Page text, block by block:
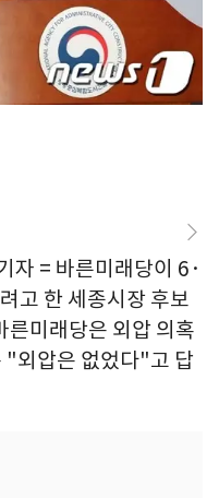
자 = 바른미래당이 6·
고 한 세종시장 후보
른미래당은 외압 의혹
"외압은 없었다"고 답